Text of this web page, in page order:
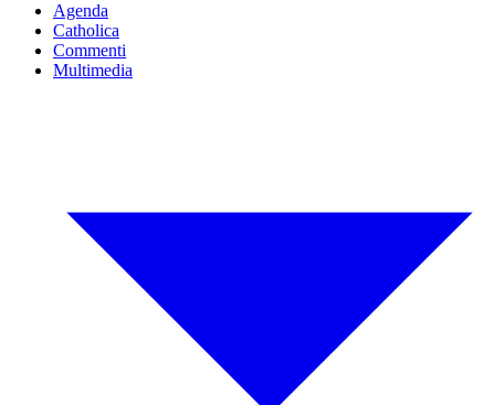
Agenda
Catholica
Commenti
Multimedia